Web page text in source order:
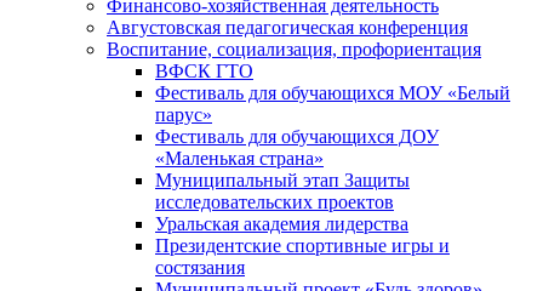
Финансово-хозяйственная деятельность
Августовская педагогическая конференция
Воспитание, социализация, профориентация
ВФСК ГТО
Фестиваль для обучающихся МОУ «Белый
парус»
Фестиваль для обучающихся ДОУ
«Маленькая страна»
Муниципальный этап Защиты
исследовательских проектов
Уральская академия лидерства
Президентские спортивные игры и
состязания